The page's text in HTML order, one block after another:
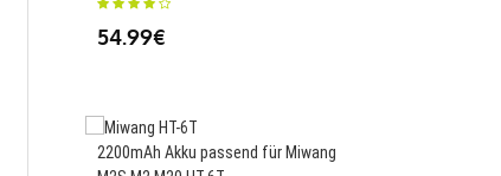
54.99€
2200mAh Akku passend für Miwang